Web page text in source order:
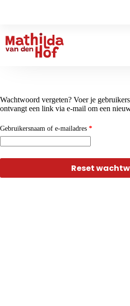
Wachtwoord vergeten? Voer je
ontvangt een link via e-mail om een
Gebruikersnaam of e-mailadres *Vereist
Reset